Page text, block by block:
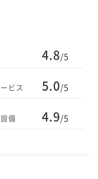
4.8/5
ビス 5.0/5
備 4.9/5